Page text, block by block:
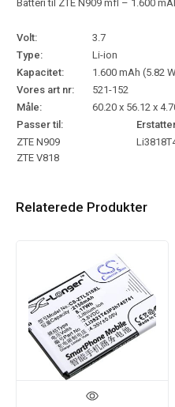
Batteri til ZTE N909 mfl – 1.600
Volt:
3.7
Type:
Li-ion
Kapacitet:
1.600 mAh (5.82
Vores art nr:
521-152
Måle:
60.20 x 56.12 x
Passer til:
ZTE N909
ZTE V818
Relaterede Produkter